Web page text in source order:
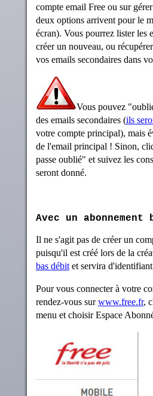
compte email Free ou sur
deux options arrivent pour le
écran). Vous pourrez lister les
créer un nouveau, ou
vos emails secondaires dans
Vous pouvez
des emails secondaires (ils
votre compte principal), mais
de l'email principal ! Sinon,
passe oublié" et suivez les
seront donné.
Avec un abonnement
Il ne s'agit pas de créer un
puisqu'il est créé lors de la
bas débitet servira
Pour vous connecter à votre
rendez-vous surwww.free.fr,
menu et choisir Espace